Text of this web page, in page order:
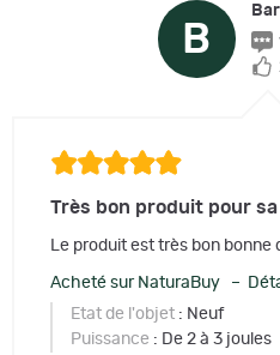
B
Très bon produit pour
Le produit est très bon bonne
Acheté sur NaturaBuy –
Etat de l'objet : Neuf
Puissance : De 2 à 3 joules